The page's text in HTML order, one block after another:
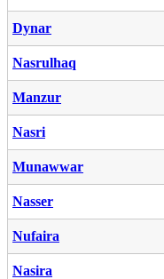
Dynar
Nasrulhaq
Manzur
Nasri
Munawwar
Nasser
Nufaira
Nasira